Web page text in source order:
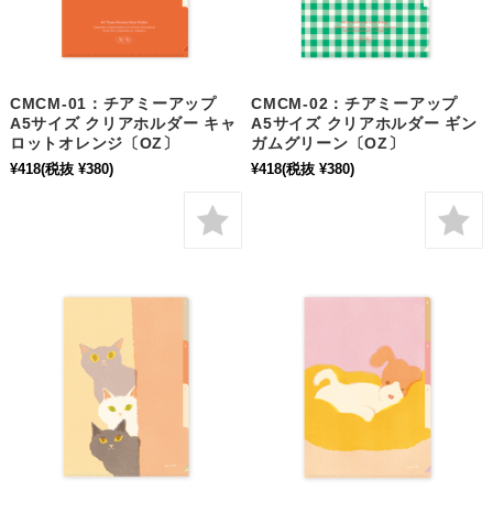
CMCM-01：チアミーアップ
A5サイズ クリアホルダー キャ
ロットオレンジ〔OZ〕
¥418(税抜 ¥380)
CMCM-02：チアミーアップ
A5サイズ クリアホルダー ギン
ガムグリーン〔OZ〕
¥418(税抜 ¥380)